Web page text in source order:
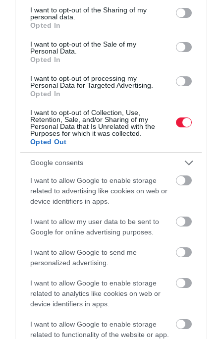
not limited to your visit or usage behaviour. You may click to
grant or deny consent to Google and its third-party tags to
use your data for below specified purposes in below Google
consent section.
I want to opt-out of the Sharing of my
personal data.
Opted In
I want to opt-out of the Sale of my
Personal Data.
Opted In
I want to opt-out of processing my
Personal Data for Targeted Advertising.
Opted In
I want to opt-out of Collection, Use,
Retention, Sale, and/or Sharing of my
Personal Data that Is Unrelated with the
Purposes for which it was collected.
Opted Out
Google consents
I want to allow Google to enable storage
related to advertising like cookies on web or
device identifiers in apps.
I want to allow my user data to be sent to
Google for online advertising purposes.
I want to allow Google to send me
personalized advertising.
I want to allow Google to enable storage
related to analytics like cookies on web or
device identifiers in apps.
I want to allow Google to enable storage
related to functionality of the website or app.
Ebből nem lesz lecsó, óriásit nőtt a hazai
paradicsom ára
Márciusban már kapható a szigetvári paradicsom a magyar
piacokon. Ilyenkor egyébként sem alacsony az ára, de a tavalyi év
sokkoló…